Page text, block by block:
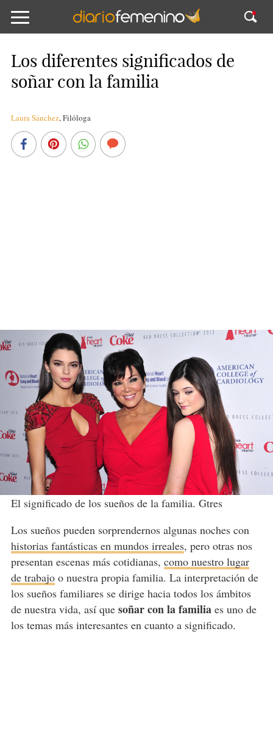
Los diferentes significados de
soñar con la familia
Laura Sánchez,Filóloga
El significado de los sueños de la familia. Gtres
Los sueños pueden sorprendernos algunas noches con
historias fantásticas en mundos irreales, pero otras nos
presentan escenas más cotidianas, como nuestro lugar
de trabajoo nuestra propia familia. La interpretación de
los sueños familiares se dirige hacia todos los ámbitos
de nuestra vida, así que soñar con la familiaes uno de
los temas más interesantes en cuanto a significado.